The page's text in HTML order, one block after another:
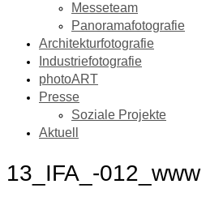
Messeteam
Panoramafotografie
Architekturfotografie
Industriefotografie
photoART
Presse
Soziale Projekte
Aktuell
13_IFA_-012_www